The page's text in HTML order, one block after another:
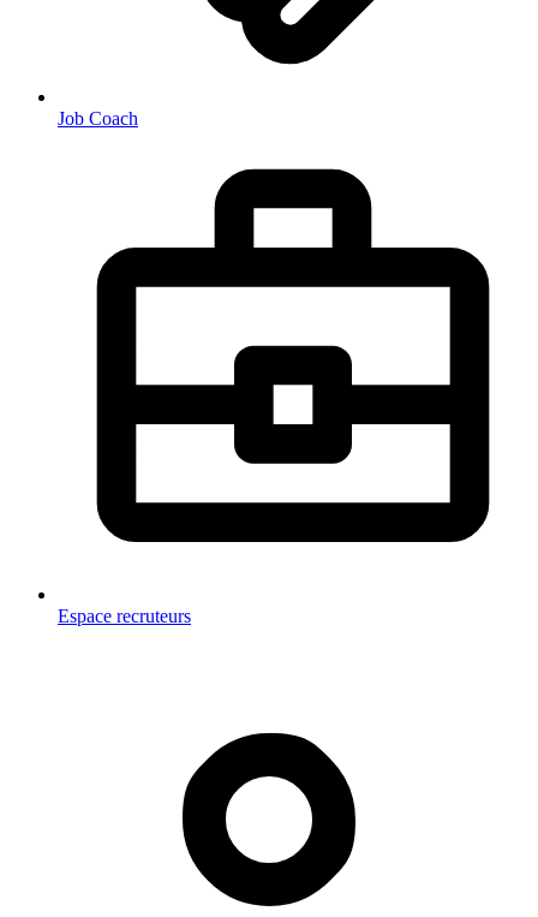
Job Coach
Espace recruteurs